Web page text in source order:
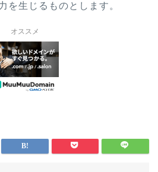
を生じるものとします。
オススメ